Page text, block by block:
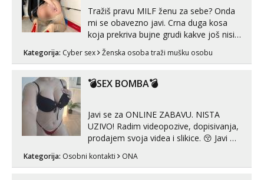
Tražiš pravu MILF ženu za sebe? Onda
mi se obavezno javi. Crna duga kosa
koja prekriva bujne grudi kakve još nisi
vidio, čista ŠESTICA! A usne? O usnama
bolje da ni ne pričam. Prave pune usne
vjeruj mi, takve još nisi vidio. Uvijek sam
Kategorija: Cyber sex Ženska osoba traži mušku osobu
💣SEX BOMBA💣
Javi se za ONLINE ZABAVU. NISTA
UZIVO! Radim videopozive, dopisivanja,
prodajem svoja videa i slikice. 😚 Javi mi
Telegram. +385 91 723 0045
Kategorija: Osobni kontakti ONA